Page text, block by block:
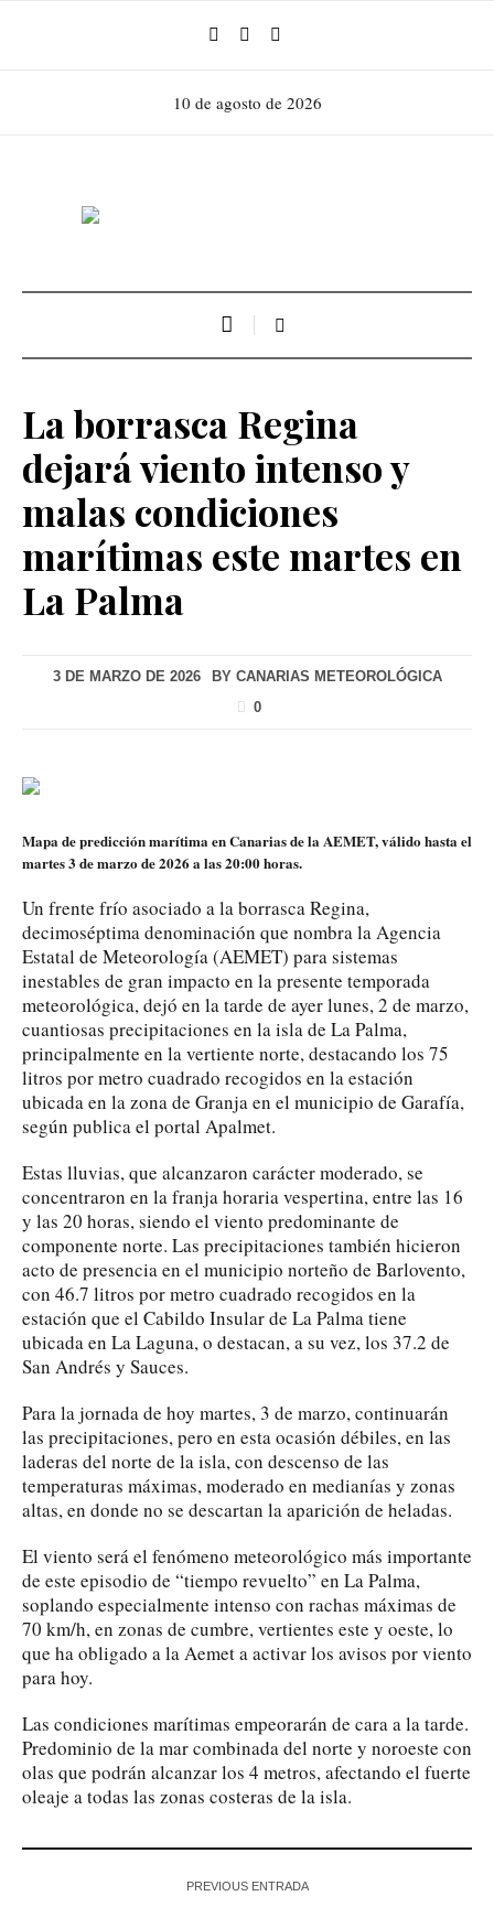
10 de agosto de 2026
La borrasca Regina
dejará viento intenso y
malas condiciones
marítimas este martes en
La Palma
3 DE MARZO DE 2026 BY CANARIAS METEOROLÓGICA
0
Mapa de predicción marítima en Canarias de la AEMET, válido hasta el
martes 3 de marzo de 2026 a las 20:00 horas.
Un frente frío asociado a la borrasca Regina,
decimoséptima denominación que nombra la Agencia
Estatal de Meteorología (AEMET) para sistemas
inestables de gran impacto en la presente temporada
meteorológica, dejó en la tarde de ayer lunes, 2 de marzo,
cuantiosas precipitaciones en la isla de La Palma,
principalmente en la vertiente norte, destacando los 75
litros por metro cuadrado recogidos en la estación
ubicada en la zona de Granja en el municipio de Garafía,
según publica el portal Apalmet.
Estas lluvias, que alcanzaron carácter moderado, se
concentraron en la franja horaria vespertina, entre las 16
y las 20 horas, siendo el viento predominante de
componente norte. Las precipitaciones también hicieron
acto de presencia en el municipio norteño de Barlovento,
con 46.7 litros por metro cuadrado recogidos en la
estación que el Cabildo Insular de La Palma tiene
ubicada en La Laguna, o destacan, a su vez, los 37.2 de
San Andrés y Sauces.
Para la jornada de hoy martes, 3 de marzo, continuarán
las precipitaciones, pero en esta ocasión débiles, en las
laderas del norte de la isla, con descenso de las
temperaturas máximas, moderado en medianías y zonas
altas, en donde no se descartan la aparición de heladas.
El viento será el fenómeno meteorológico más importante
de este episodio de “tiempo revuelto” en La Palma,
soplando especialmente intenso con rachas máximas de
70 km/h, en zonas de cumbre, vertientes este y oeste, lo
que ha obligado a la Aemet a activar los avisos por viento
para hoy.
Las condiciones marítimas empeorarán de cara a la tarde.
Predominio de la mar combinada del norte y noroeste con
olas que podrán alcanzar los 4 metros, afectando el fuerte
oleaje a todas las zonas costeras de la isla.
PREVIOUS ENTRADA